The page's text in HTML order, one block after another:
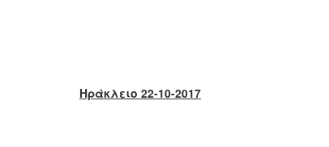
Ηράκλειο 22-10-2017